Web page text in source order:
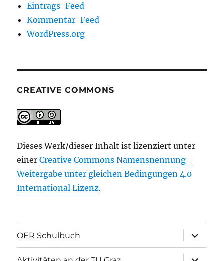
Eintrags-Feed
Kommentar-Feed
WordPress.org
CREATIVE COMMONS
Dieses Werk/dieser Inhalt ist lizenziert unter
einerCreative Commons Namensnennung -
Weitergabe unter gleichen Bedingungen 4.0
International Lizenz.
OER Schulbuch
öffnen